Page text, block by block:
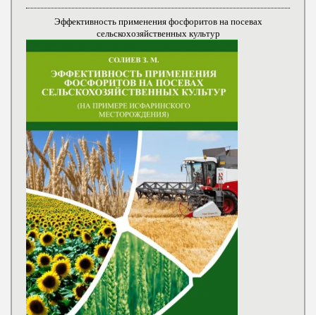
Эффективность применения фосфоритов на посевах
сельскохозяйственных культур